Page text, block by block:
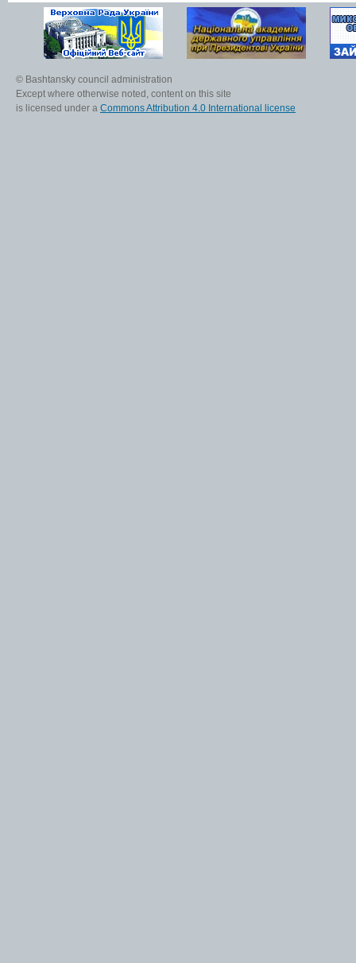
© Bashtansky council administration
Except where otherwise noted, content on this site
is licensed under a Commons Attribution 4.0 International license